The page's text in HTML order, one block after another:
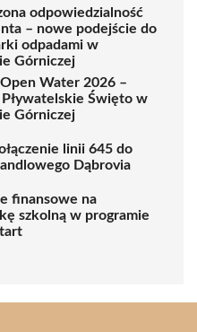
odpowiedzialność
– nowe podejście do
odpadami w
Górniczej
Water 2026 –
Święto w
Górniczej
linii 645 do
Dąbrovia
finansowe na
szkolną w programie